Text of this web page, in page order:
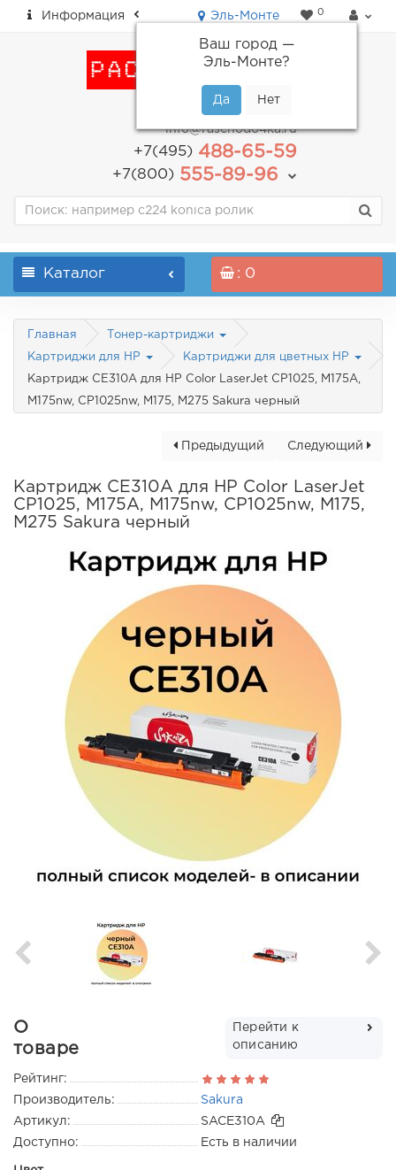
Информация Эль-Монте
Ваш город —
Эль-Монте?
0
пн-пт: с 9.00 до 18.00
info@raschodo4ka.ru
+7(495)488-65-59
+7(800)555-89-96
Каталог : 0
Главная Тонер-картриджи
Картриджи для HP Картриджи для цветных HP
Картридж CE310A для HP Color LaserJet CP1025, M175A,
M175nw, CP1025nw, M175, M275 Sakura черный
Следующий
Предыдущий
Картридж CE310A для HP Color LaserJet
CP1025, M175A, M175nw, CP1025nw, M175,
M275 Sakura черный
О
товаре
Перейти к
описанию
Рейтинг:
Производитель:
Sakura
Артикул:
SACE310A
Доступно:
Есть в наличии